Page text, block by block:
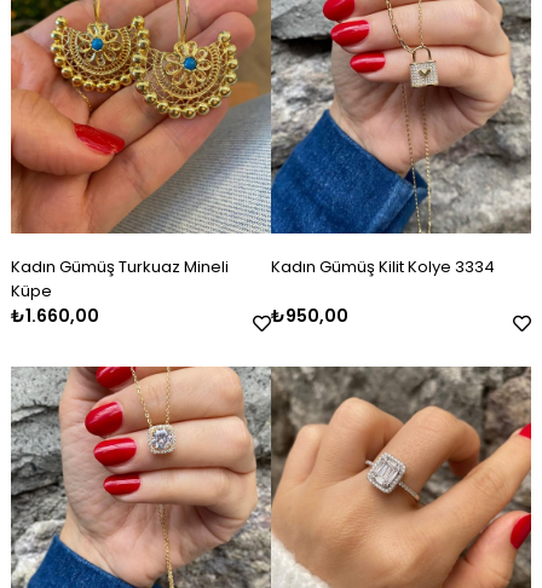
Kadın Gümüş Turkuaz Mineli
Küpe
₺1.660,00
Kadın Gümüş Kilit Kolye 3334
₺950,00